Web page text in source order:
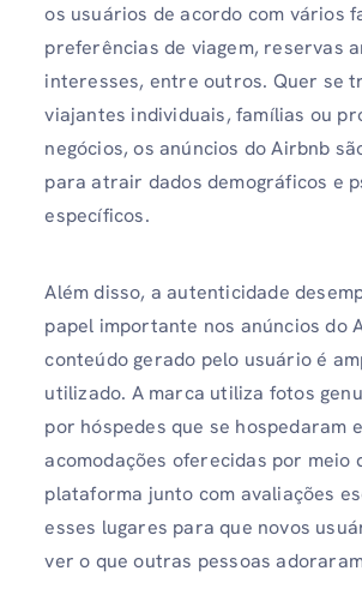
os usuários de acordo com vários
preferências de viagem, reservas
interesses, entre outros. Quer se
viajantes individuais, famílias ou
negócios, os anúncios do Airbnb
para atrair dados demográficos e
específicos.
Além disso, a autenticidade
papel importante nos anúncios do
conteúdo gerado pelo usuário é
utilizado. A marca utiliza fotos
por hóspedes que se hospedaram
acomodações oferecidas por meio
plataforma junto com avaliações
esses lugares para que novos
ver o que outras pessoas